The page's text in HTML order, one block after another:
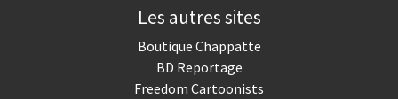
Les autres sites
Boutique Chappatte
BD Reportage
Freedom Cartoonists